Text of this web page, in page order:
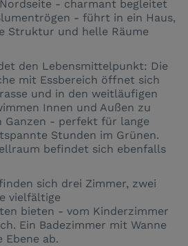
- charmant begleitet
- führt in ein Haus,
Struktur und helle Räume
den Lebensmittelpunkt: Die
mit Essbereich öffnet sich
und in den weitläufigen
Innen und Außen zu
Ganzen - perfekt für lange
Stunden im Grünen.
befindet sich ebenfalls
sich drei Zimmer, zwei
vielfältige
bieten - vom Kinderzimmer
Ein Badezimmer mit Wanne
Ebene ab.